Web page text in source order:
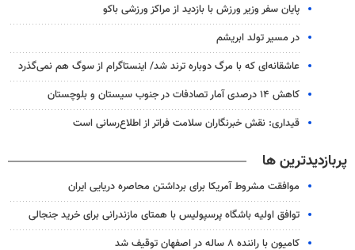
پایان سفر وزیر ورزش با بازدید از مراکز ورزشی باکو
در مسیر تولد ابریشم
عاشقانه‌ای که با مرگ دوباره ترند شد/ اینستاگرام از سوگ هم نمی‌گذرد
کاهش ۱۴ درصدی آمار تصادفات در جنوب سیستان و بلوچستان
قیداری: نقش خبرنگاران سلامت فراتر از اطلاع‌رسانی است
پربازدیدترین ها
موافقت مشروط آمریکا برای برداشتن محاصره دریایی ایران
توافق اولیه باشگاه پرسپولیس با همتای مازندرانی برای خرید جنجالی
کامیون با راننده ۸ ساله در اصفهان توقیف شد